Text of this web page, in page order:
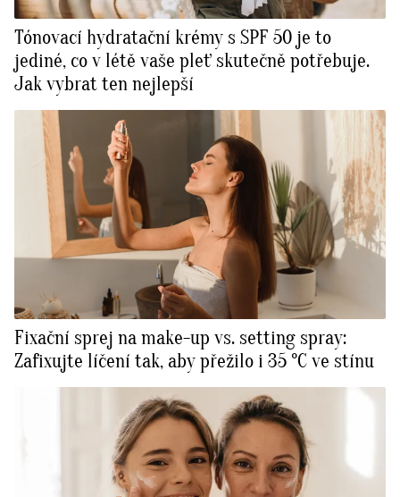
Tónovací hydratační krémy s SPF 50 je to
jediné, co v létě vaše pleť skutečně potřebuje.
Jak vybrat ten nejlepší
Fixační sprej na make-up vs. setting spray:
Zafixujte líčení tak, aby přežilo i 35 °C ve stínu